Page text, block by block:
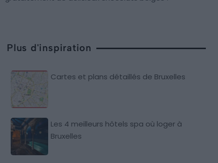
Plus d'inspiration
Cartes et plans détaillés de Bruxelles
Les 4 meilleurs hôtels spa où loger à
Bruxelles